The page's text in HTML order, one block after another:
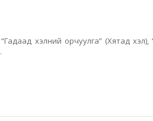
хэлний орчуулга” (Хятад хэл),